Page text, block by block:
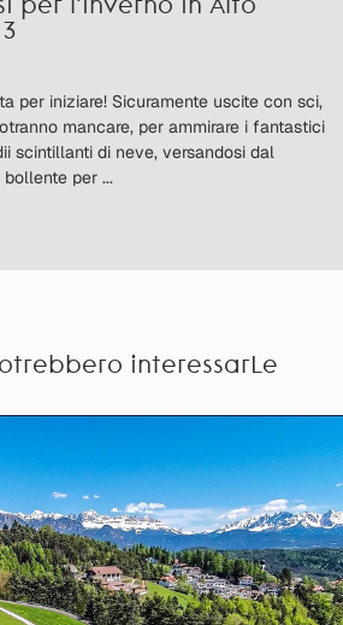
per l'inverno in Alto
per iniziare! Sicuramente uscite con sci,
mancare, per ammirare i fantastici
scintillanti di neve, versandosi dal
per ...
interessarLe